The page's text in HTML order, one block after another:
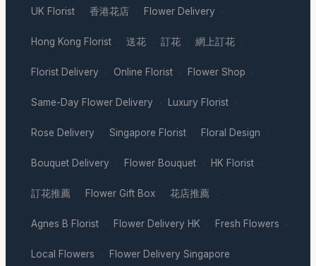
UK Florist · 香港花店 · Flower Delivery ·
Hong Kong Florist · 送花 · 訂花 · 網上訂花 ·
Florist Delivery · Online Florist · Flower Shop ·
Same-Day Flower Delivery · Luxury Florist ·
Rose Delivery · Singapore Florist · Floral Design ·
Bouquet Delivery · Flower Bouquet · HK Florist ·
訂花推薦 · Flower Gift Box · 花店推薦 ·
Agnes B Florist · Flower Delivery HK · Fresh Flowers ·
Local Flowers · Flower Delivery Singapore ·